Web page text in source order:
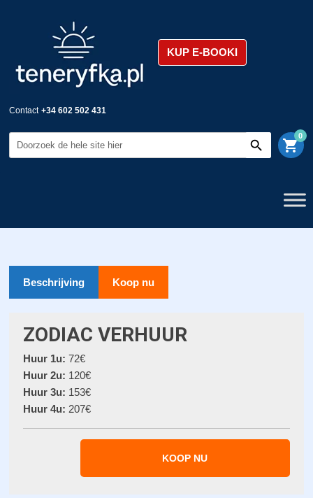
KUP E-BOOKI
Contact +34 602 502 431
shopping_cart
0
Beschrijving Koop nu
ZODIAC VERHUUR
Huur 1u: 72€
Huur 2u: 120€
Huur 3u: 153€
Huur 4u: 207€
KOOP NU